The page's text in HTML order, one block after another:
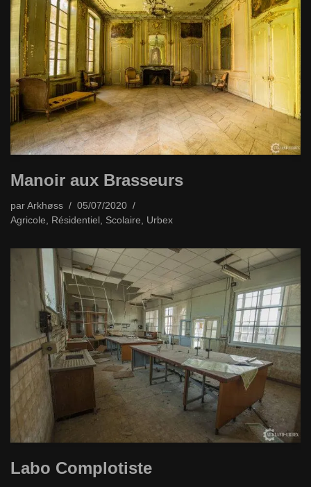
Manoir aux Brasseurs
par Arkhøss
05/07/2020
Agricole
Résidentiel Scolaire Urbex
Labo Complotiste